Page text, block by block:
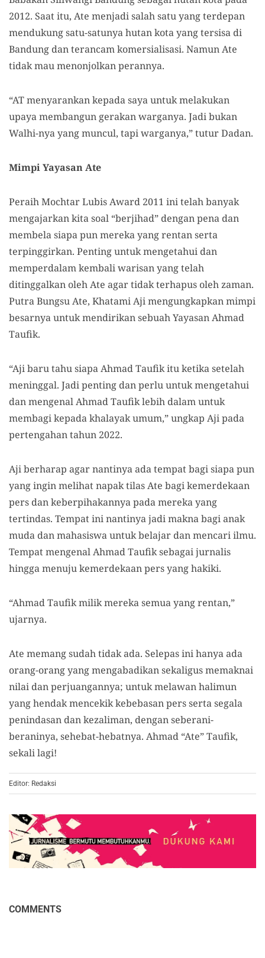
2012. Saat itu, Ate menjadi salah satu yang terdepan
mendukung satu-satunya hutan kota yang tersisa di
Bandung dan terancam komersialisasi. Namun Ate
tidak mau menonjolkan perannya.
“AT menyarankan kepada saya untuk melakukan
upaya membangun gerakan warganya. Jadi bukan
Walhi-nya yang muncul, tapi warganya,” tutur Dadan.
Mimpi Yayasan Ate
Peraih Mochtar Lubis Award 2011 ini telah banyak
mengajarkan kita soal “berjihad” dengan pena dan
membela siapa pun mereka yang rentan serta
terpinggirkan. Penting untuk mengetahui dan
memperdalam kembali warisan yang telah
ditinggalkan oleh Ate agar tidak terhapus oleh zaman.
Putra Bungsu Ate, Khatami Aji mengungkapkan mimpi
besarnya untuk mendirikan sebuah Yayasan Ahmad
Taufik.
“Aji baru tahu siapa Ahmad Taufik itu ketika setelah
meninggal. Jadi penting dan perlu untuk mengetahui
dan mengenal Ahmad Taufik lebih dalam untuk
membagi kepada khalayak umum,” ungkap Aji pada
pertengahan tahun 2022.
Aji berharap agar nantinya ada tempat bagi siapa pun
yang ingin melihat napak tilas Ate bagi kemerdekaan
pers dan keberpihakannya pada mereka yang
tertindas. Tempat ini nantinya jadi makna bagi anak
muda dan mahasiswa untuk belajar dan mencari ilmu.
Tempat mengenal Ahmad Taufik sebagai jurnalis
hingga menuju kemerdekaan pers yang hakiki.
“Ahmad Taufik milik mereka semua yang rentan,”
ujarnya.
Ate memang sudah tidak ada. Selepas ini hanya ada
orang-orang yang mengabadikan sekaligus memaknai
nilai dan perjuangannya; untuk melawan halimun
yang hendak mencekik kebebasan pers serta segala
penindasan dan kezaliman, dengan seberani-
beraninya, sehebat-hebatnya. Ahmad “Ate” Taufik,
sekali lagi!
Editor: Redaksi
COMMENTS